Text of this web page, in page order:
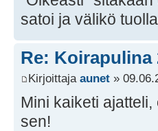
satoi ja välikö
Re: Koirapulina
Kirjoittaja aunet »
Mini kaiketi
sen!